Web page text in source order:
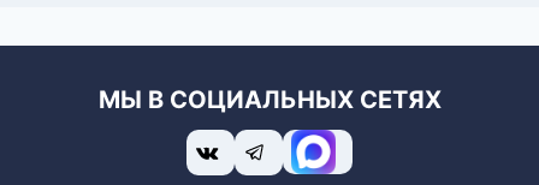
МЫ В СОЦИАЛЬНЫХ СЕТЯХ